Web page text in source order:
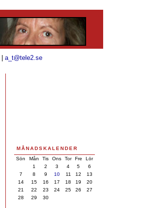
|a_t@tele2.se
MÅNADSKALENDER
Sön
Mån Tis Ons Tor Fre
Lör
1
2 3 4 5
6
7
8 9 10 11 12
13
14
15 16 17 18 19
20
21
22 23 24 25 26
27
28
29 30